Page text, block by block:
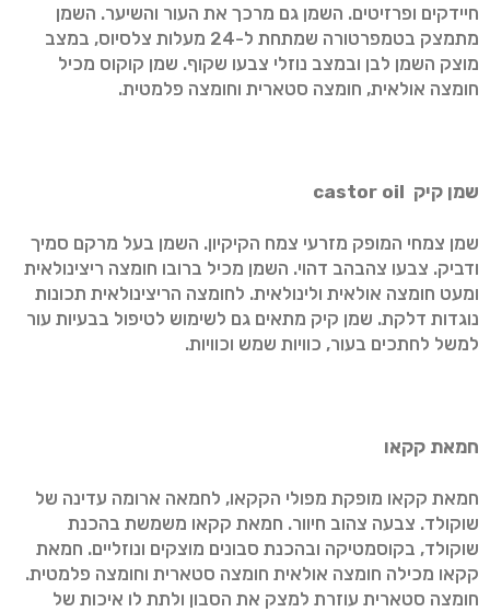
חיידקים ופרזיטים. השמן גם מרכך את העור והשיער. השמן
מתמצק בטמפרטורה שמתחת ל-24 מעלות צלסיוס, במצב
מוצק השמן לבן ובמצב נוזלי צבעו שקוף. שמן קוקוס מכיל
חומצה אולאית, חומצה סטארית וחומצה פלמטית.
שמן קיק castor oil
שמן צמחי המופק מזרעי צמח הקיקיון. השמן בעל מרקם סמיך
ודביק. צבעו צהבהב דהוי. השמן מכיל ברובו חומצה ריצינולאית
ומעט חומצה אולאית ולינולאית. לחומצה הריצינולאית תכונות
נוגדות דלקת. שמן קיק מתאים גם לשימוש לטיפול בבעיות עור
למשל לחתכים בעור, כוויות שמש וכוויות.
חמאת קקאו
חמאת קקאו מופקת מפולי הקקאו, לחמאה ארומה עדינה של
שוקולד. צבעה צהוב חיוור. חמאת קקאו משמשת בהכנת
שוקולד, בקוסמטיקה ובהכנת סבונים מוצקים ונוזליים. חמאת
קקאו מכילה חומצה אולאית חומצה סטארית וחומצה פלמטית.
חומצה סטארית עוזרת למצק את הסבון ולתת לו איכות של